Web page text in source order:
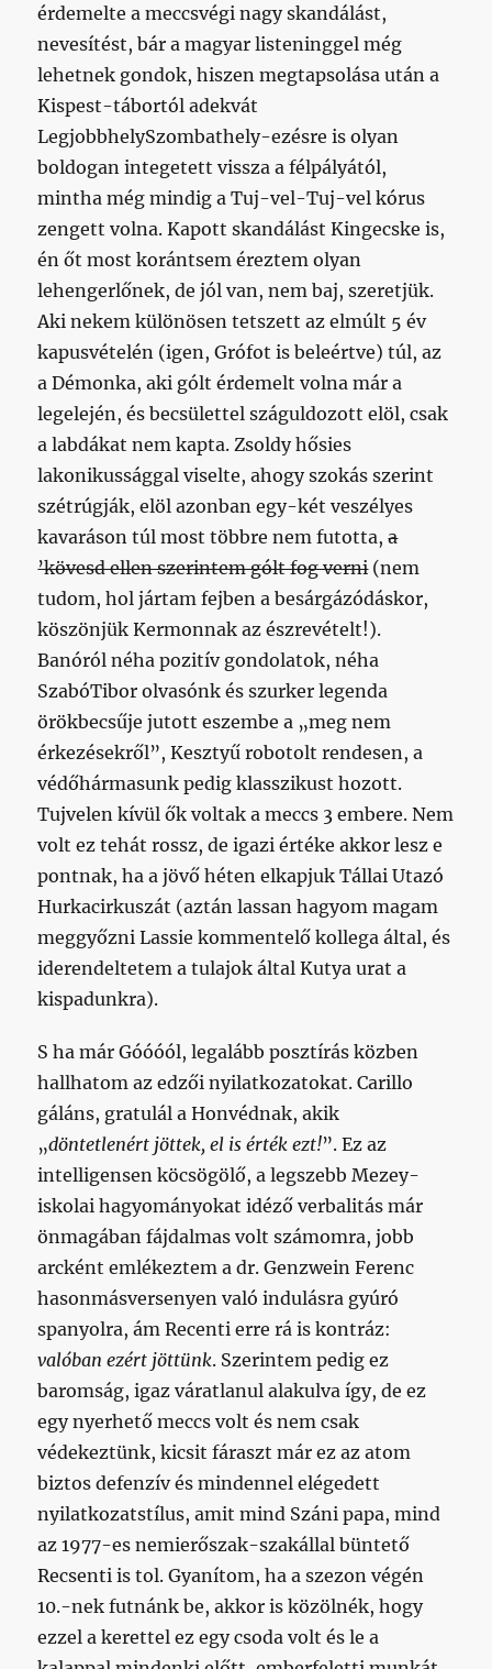
érdemelte a meccsvégi nagy skandálást,
nevesítést, bár a magyar listeninggel még
lehetnek gondok, hiszen megtapsolása után a
Kispest-tábortól adekvát
LegjobbhelySzombathely-ezésre is olyan
boldogan integetett vissza a félpályától,
mintha még mindig a Tuj-vel-Tuj-vel kórus
zengett volna. Kapott skandálást Kingecske is,
én őt most korántsem éreztem olyan
lehengerlőnek, de jól van, nem baj, szeretjük.
Aki nekem különösen tetszett az elmúlt 5 év
kapusvételén (igen, Grófot is beleértve) túl, az
a Démonka, aki gólt érdemelt volna már a
legelején, és becsülettel száguldozott elöl, csak
a labdákat nem kapta. Zsoldy hősies
lakonikussággal viselte, ahogy szokás szerint
szétrúgják, elöl azonban egy-két veszélyes
kavaráson túl most többre nem futotta,a
’kövesd ellen szerintem gólt fog verni(nem
tudom, hol jártam fejben a besárgázódáskor,
köszönjük Kermonnak az észrevételt!).
Banóról néha pozitív gondolatok, néha
SzabóTibor olvasónk és szurker legenda
örökbecsűje jutott eszembe a „meg nem
érkezésekről”, Kesztyű robotolt rendesen, a
védőhármasunk pedig klasszikust hozott.
Tujvelen kívül ők voltak a meccs 3 embere. Nem
volt ez tehát rossz, de igazi értéke akkor lesz e
pontnak, ha a jövő héten elkapjuk Tállai Utazó
Hurkacirkuszát (aztán lassan hagyom magam
meggyőzni Lassie kommentelő kollega által, és
iderendeltetem a tulajok által Kutya urat a
kispadunkra).
S ha már Góóóól, legalább posztírás közben
hallhatom az edzői nyilatkozatokat. Carillo
gáláns, gratulál a Honvédnak, akik
„döntetlenért jöttek, el is érték ezt!”. Ez az
intelligensen köcsögölő, a legszebb Mezey-
iskolai hagyományokat idéző verbalitás már
önmagában fájdalmas volt számomra, jobb
arcként emlékeztem a dr. Genzwein Ferenc
hasonmásversenyen való indulásra gyúró
spanyolra, ám Recenti erre rá is kontráz:
valóban ezért jöttünk. Szerintem pedig ez
baromság, igaz váratlanul alakulva így, de ez
egy nyerhető meccs volt és nem csak
védekeztünk, kicsit fáraszt már ez az atom
biztos defenzív és mindennel elégedett
nyilatkozatstílus, amit mind Száni papa, mind
az 1977-es nemierőszak-szakállal büntető
Recsenti is tol. Gyanítom, ha a szezon végén
10.-nek futnánk be, akkor is közölnék, hogy
ezzel a kerettel ez egy csoda volt és le a